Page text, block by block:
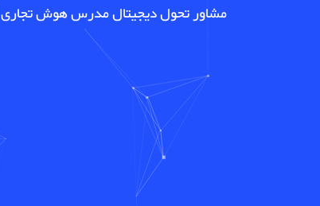
مشاور تحول دیجیتال مدرس هوش تجاری BI کسب و کار هوشمند مدرس هوش مصنوعی در قزوین